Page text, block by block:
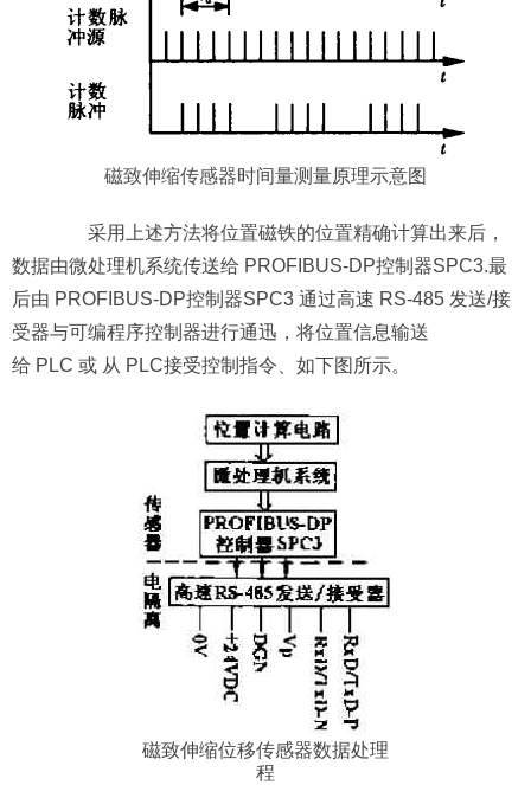
磁致伸缩传感器时间量测量原理示意图
采用上述方法将位置磁铁的位置精确计算出来后，
数据由微处理机系统传送给 PROFIBUS-DP控制器SPC3.最
后由 PROFIBUS-DP控制器SPC3 通过高速 RS-485 发送/接
受器与可编程序控制器进行通迅，将位置信息输送
给 PLC 或 从 PLC接受控制指令、如下图所示。
磁致伸缩位移传感器数据处理
程